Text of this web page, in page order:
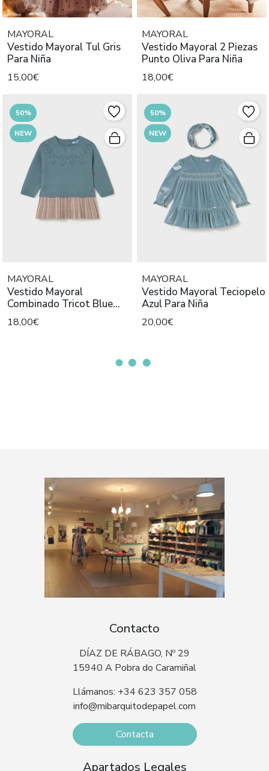
MAYORAL
Vestido Mayoral Tul Gris
Para Niña
15,00€
MAYORAL
Vestido Mayoral 2 Piezas
Punto Oliva Para Niña
18,00€
50%
NEW
MAYORAL
Vestido Mayoral
Combinado Tricot Blue
Para Bebè
18,00€
50%
NEW
MAYORAL
Vestido Mayoral Teciopelo
Azul Para Niña
20,00€
Contacto
DÍAZ DE RÁBAGO, Nº 29
15940 A Pobra do Caramiñal
Llámanos: +34 623 357 058
info@mibarquitodepapel.com
Contacta
Apartados Legales